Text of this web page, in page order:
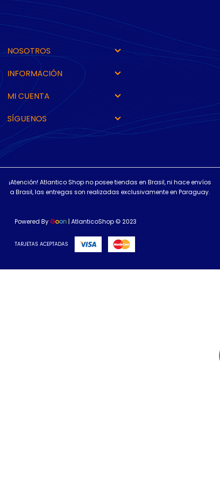
NOSOTROS
INFORMACIÓN
MI CUENTA
SÍGUENOS
¡Atención! Atlantico Shop no posee tiendas en Brasil, ni hace envíos
a Brasil, las entregas son realizadas exclusivamente en Paraguay.
Powered By Goon | AtlanticoShop © 2023
TARJETAS ACEPTADAS